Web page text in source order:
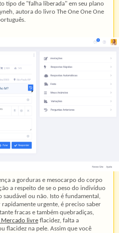
tipo de "falha liberada" em seu plano
autora do livro The One One One
a gorduras e mesocarpo do corpo
a respeito de se o peso do indivíduo
ou não. Isto é fundamental,
rapidamente urgente, é preciso saber
fracas e também quebradiças,
livre flacidez, falta a
flacidez na pele. Assim que você